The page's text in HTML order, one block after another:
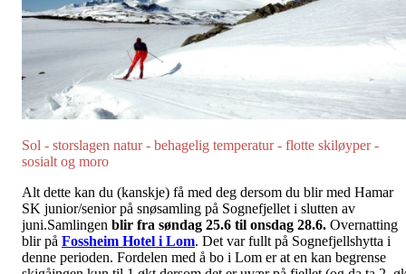
Sol - storslagen natur - behagelig temperatur - flotte skiløyper -
sosialt og moro
Alt dette kan du (kanskje) få med deg dersom du blir med Hamar
SK junior/senior på snøsamling på Sognefjellet i slutten av
juni.Samlingen blir fra søndag 25.6 til onsdag 28.6. Overnatting
blir på Fossheim Hotel i Lom. Det var fullt på Sognefjellshytta i
denne perioden. Fordelen med å bo i Lom er at en kan begrense